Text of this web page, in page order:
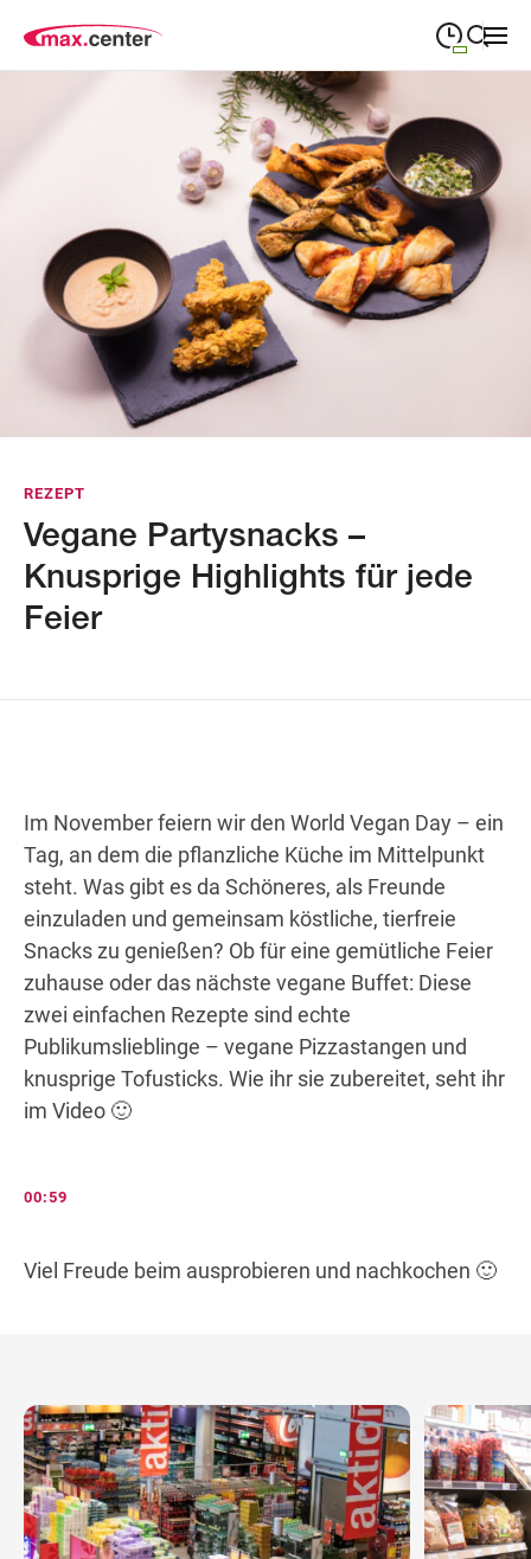
Suche schließen
09:00—19:00
Mittwoch
09:00 19:00
Donnerstag
DONNERSTAG 09:00—19:00
Freitag
FREITAG
SAMSTAG
REZEPT
Vegane Partysnacks –
Knusprige Highlights für jede
Feier
Im November feiern wir den World Vegan Day – ein
Tag, an dem die pflanzliche Küche im Mittelpunkt
steht. Was gibt es da Schöneres, als Freunde
einzuladen und gemeinsam köstliche, tierfreie
Snacks zu genießen? Ob für eine gemütliche Feier
zuhause oder das nächste vegane Buffet: Diese
zwei einfachen Rezepte sind echte
Publikumslieblinge – vegane Pizzastangen und
knusprige Tofusticks. Wie ihr sie zubereitet, seht ihr
im Video 🙂
00:59
Viel Freude beim ausprobieren und nachkochen 🙂